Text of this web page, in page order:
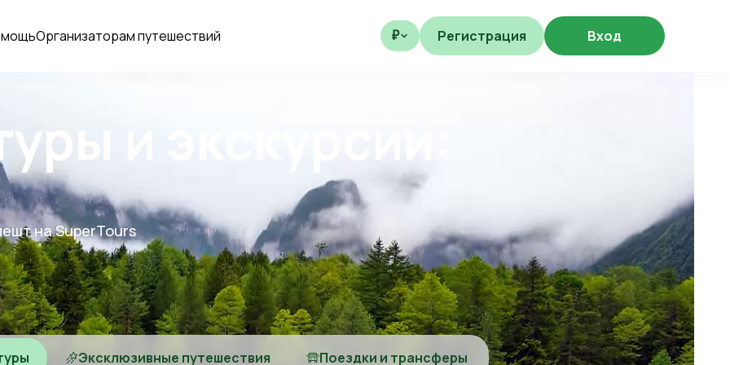
Организаторам путешествий ₽ Регистрация Вход
и экскурсии:
на SuperTours
Эксклюзивные путешествия Поездки и трансферы